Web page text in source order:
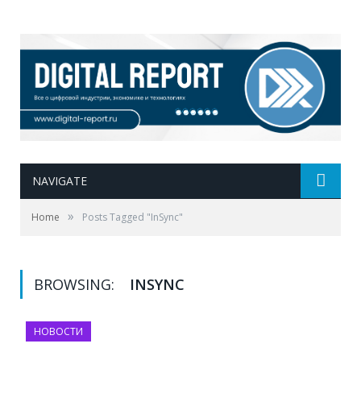
NAVIGATE
Home » Posts Tagged "InSync"
BROWSING: INSYNC
НОВОСТИ